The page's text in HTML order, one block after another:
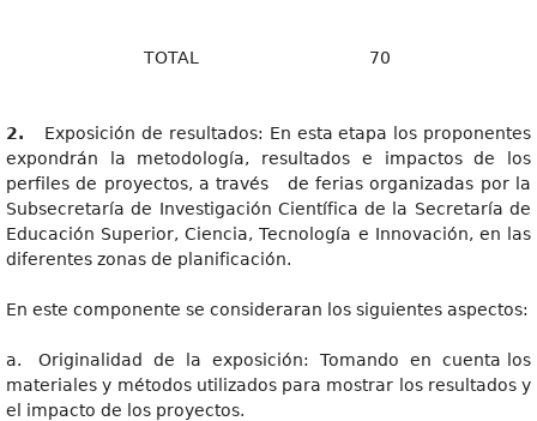
TOTAL 70
2. Exposición de resultados: En esta etapa los proponentes
expondrán la metodología, resultados e impactos de los
perfiles de proyectos, a través de ferias organizadas por la
Subsecretaría de Investigación Científica de la Secretaría de
Educación Superior, Ciencia, Tecnología e Innovación, en las
diferentes zonas de planificación.
En este componente se consideraran los siguientes aspectos:
a. Originalidad de la exposición: Tomando en cuenta los
materiales y métodos utilizados para mostrar los resultados y
el impacto de los proyectos.